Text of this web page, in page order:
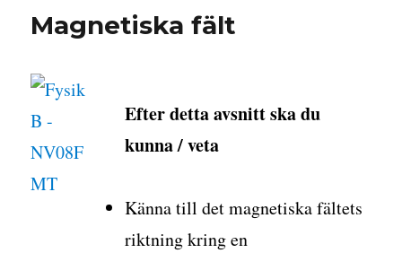
Magnetiska fält
Efter detta avsnitt ska du
kunna / veta
Känna till det magnetiska fältets
riktning kring en